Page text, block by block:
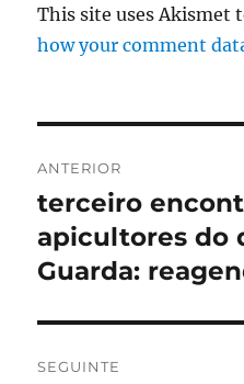
This site uses Akismet
how your comment
de
artigos
ANTERIOR
Artigo
anterior:
terceiro
apicultores do
Guarda:
SEGUINTE